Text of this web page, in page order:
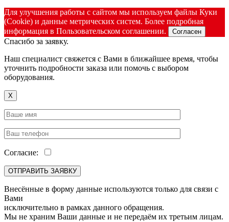
Для улучшения работы с сайтом мы используем файлы Куки
(Cookie) и данные метрических систем. Более подробная
информация в Пользовательском соглашении.
Согласен
Спасибо за заявку.
Наш специалист свяжется с Вами в ближайшее время, чтобы
уточнить подробности заказа или помочь с выбором
оборудования.
X
Согласие:
Внесённые в форму данные используются только для связи с
Вами
исключительно в рамках данного обращения.
Мы не храним Ваши данные и не передаём их третьим лицам.